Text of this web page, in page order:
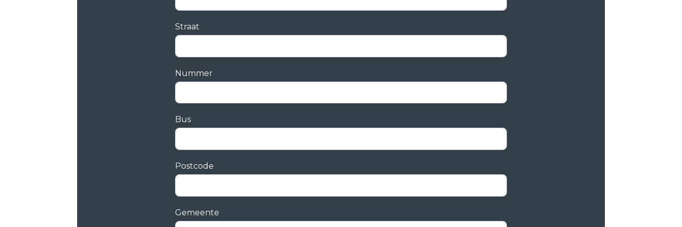
Straat
Nummer
Bus
Postcode
Gemeente